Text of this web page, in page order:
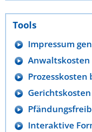
Tools
Impressum
Prozesskosten
Interaktive